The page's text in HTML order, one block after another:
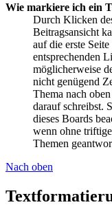
Wie markiere ich ein
Durch Klicken
Beitragsansicht
auf die erste
entsprechenden
möglicherweise
nicht genügend
Thema nach
darauf schreibst.
dieses Boards
wenn ohne
Themen
Nach oben